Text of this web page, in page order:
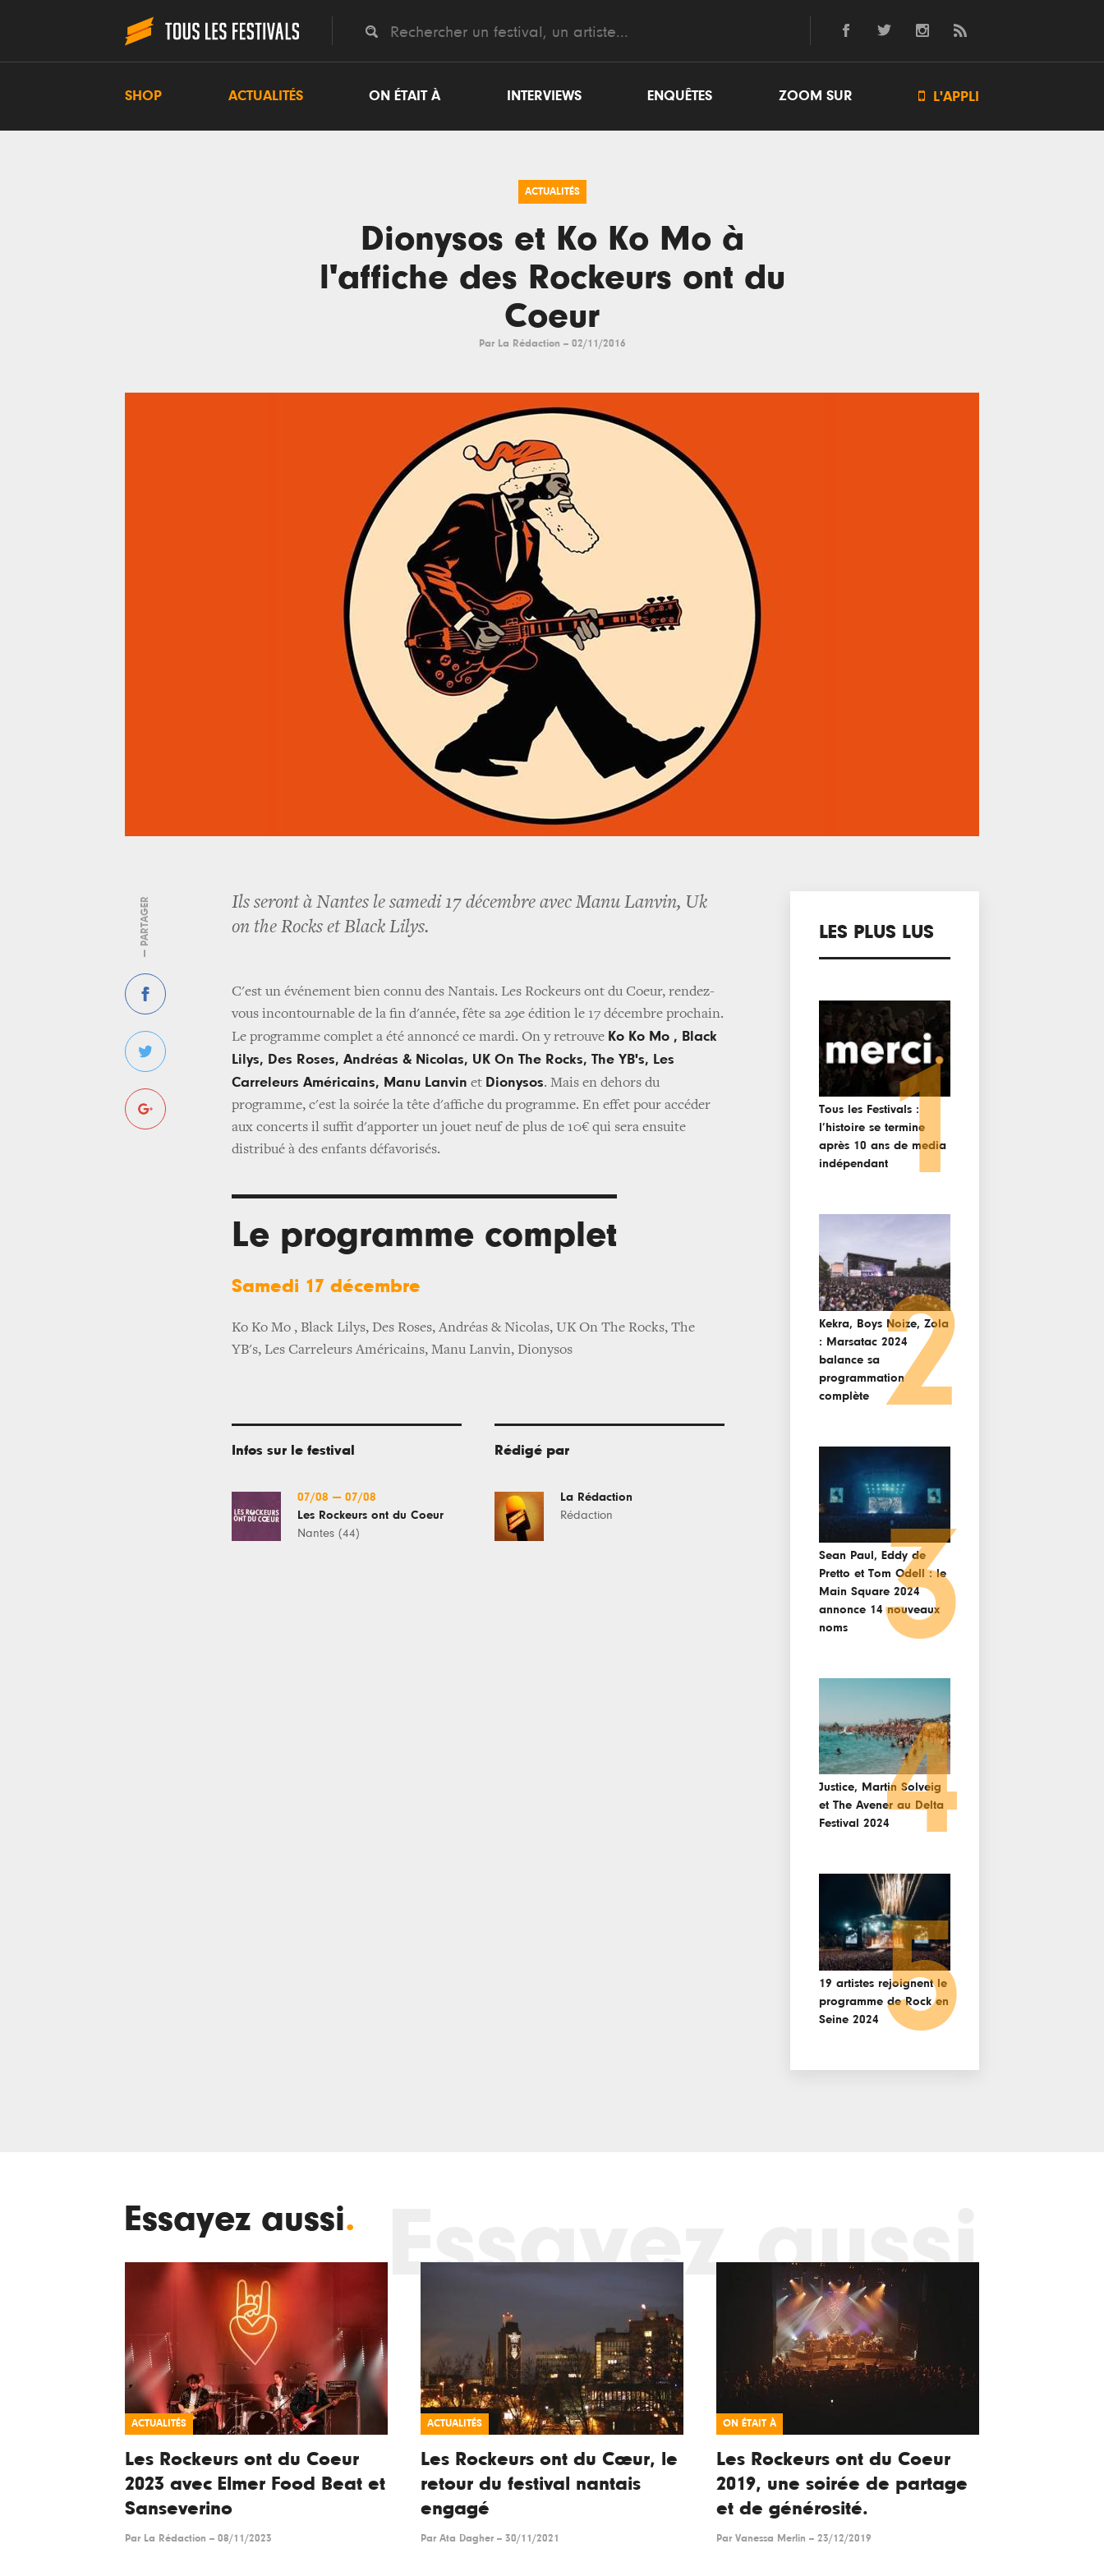
SHOP ACTUALITÉS ON ÉTAIT À INTERVIEWS ENQUÊTES ZOOM SUR  L'APPLI
ACTUALITÉS
Dionysos et Ko Ko Mo à
l'affiche des Rockeurs ont du
Coeur
Par La Rédaction -- 02/11/2016
— PARTAGER
Ils seront à Nantes le samedi 17 décembre avec Manu Lanvin, Uk
on the Rocks et Black Lilys.
C'est un événement bien connu des Nantais. Les Rockeurs ont du Coeur, rendez-
vous incontournable de la fin d'année, fête sa 29e édition le 17 décembre prochain.
Le programme complet a été annoncé ce mardi. On y retrouve Ko Ko Mo , Black
Lilys, Des Roses, Andréas & Nicolas, UK On The Rocks, The YB's, Les
Carreleurs Américains, Manu Lanvin et Dionysos. Mais en dehors du
programme, c'est la soirée la tête d'affiche du programme. En effet pour accéder
aux concerts il suffit d'apporter un jouet neuf de plus de 10€ qui sera ensuite
distribué à des enfants défavorisés.
Le programme complet
Samedi 17 décembre
Ko Ko Mo , Black Lilys, Des Roses, Andréas & Nicolas, UK On The Rocks, The
YB's, Les Carreleurs Américains, Manu Lanvin, Dionysos
Infos sur le festival
07/08 — 07/08
Les Rockeurs ont du Coeur
Nantes (44)
Rédigé par
La Rédaction
Rédaction
LES PLUS LUS
Tous les Festivals :
l’histoire se termine
après 10 ans de media
indépendant1
Kekra, Boys Noize, Zola
: Marsatac 2024
balance sa
programmation
complète
2
Sean Paul, Eddy de
Pretto et Tom Odell : le
Main Square 2024
annonce 14 nouveaux
noms
3
Justice, Martin Solveig
et The Avener au Delta
Festival 20244
19 artistes rejoignent le
programme de Rock en
Seine 2024 5
Essayez aussi. Essayez aussi
ACTUALITÉS
Les Rockeurs ont du Coeur
2023 avec Elmer Food Beat et
Sanseverino
Par La Rédaction -- 08/11/2023
ACTUALITÉS
Les Rockeurs ont du Cœur, le
retour du festival nantais
engagé
Par Ata Dagher -- 30/11/2021
ON ÉTAIT À
Les Rockeurs ont du Coeur
2019, une soirée de partage
et de générosité.
Par Vanessa Merlin -- 23/12/2019